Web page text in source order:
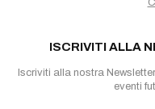
ISCRIVITI ALLA
Iscriviti alla nostra
eventi